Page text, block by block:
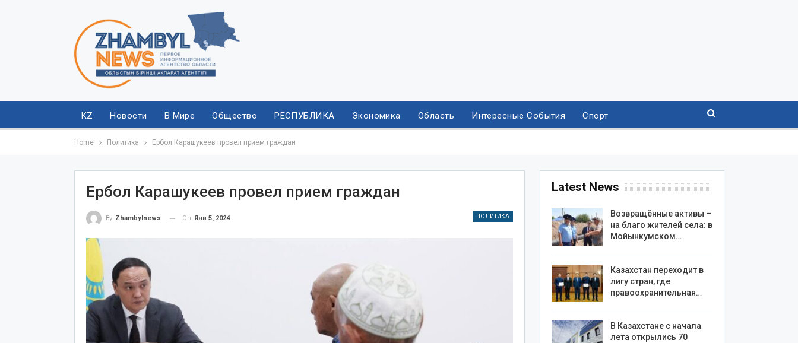
KZ Новости В Мире Общество РЕСПУБЛИКА Экономика Область Интересные События Спорт
Home Политика Ербол Карашукеев провел прием граждан
Ербол Карашукеев провел прием граждан
ПОЛИТИКА
By Zhambylnews On Янв 5, 2024
Latest News
Возвращённые активы –
на благо жителей села: в
Мойынкумском…
Казахстан переходит в
лигу стран, где
правоохранительная…
В Казахстане с начала
лета открылись 70